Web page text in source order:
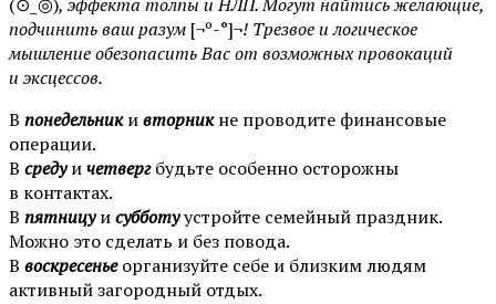
(⊙_◎), эффекта толпы и НЛП. Могут найтись желающие,
подчинить ваш разум [¬º-°]¬! Трезвое и логическое
мышление обезопасить Вас от возможных провокаций
и эксцессов.
В понедельникивторникне проводите финансовые
операции.
В средуичетвергбудьте особенно осторожны
в контактах.
В пятницуисубботуустройте семейный праздник.
Можно это сделать и без повода.
В воскресеньеорганизуйте себе и близким людям
активный загородный отдых.